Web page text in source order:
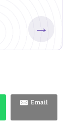
→
Email